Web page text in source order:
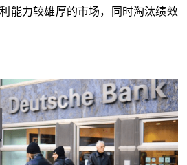
能力较雄厚的市场，同时淘汰绩效